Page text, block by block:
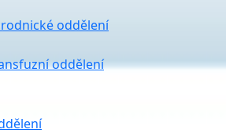
oddělení
oddělení